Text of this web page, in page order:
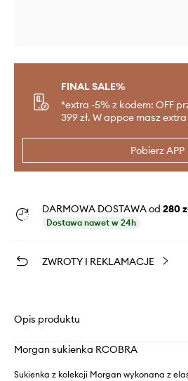
FINAL SALE%
*extra -5% z kodem: OFF
399 zł. W appce masz
Pobierz APP
DARMOWA DOSTAWA od 280
Dostawa nawet w 24h
ZWROTY I REKLAMACJE
Opis produktu
Morgan sukienka RCOBRA
Sukienka z kolekcji Morgan wykonana z